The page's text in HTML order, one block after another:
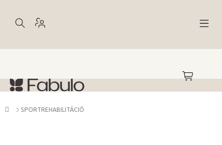
KOSÁR
Kezdőlap
SPORTREHABILITÁCIÓ